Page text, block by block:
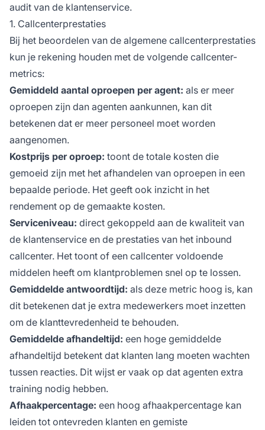
audit van de klantenservice.
1. Callcenterprestaties
Bij het beoordelen van de algemene callcenterprestaties
kun je rekening houden met de volgende callcenter-
metrics:
Gemiddeld aantal oproepen per agent: als er meer
oproepen zijn dan agenten aankunnen, kan dit
betekenen dat er meer personeel moet worden
aangenomen.
Kostprijs per oproep: toont de totale kosten die
gemoeid zijn met het afhandelen van oproepen in een
bepaalde periode. Het geeft ook inzicht in het
rendement op de gemaakte kosten.
Serviceniveau: direct gekoppeld aan de kwaliteit van
de klantenservice en de prestaties van het inbound
callcenter. Het toont of een callcenter voldoende
middelen heeft om klantproblemen snel op te lossen.
Gemiddelde antwoordtijd: als deze metric hoog is, kan
dit betekenen dat je extra medewerkers moet inzetten
om de klanttevredenheid te behouden.
Gemiddelde afhandeltijd: een hoge gemiddelde
afhandeltijd betekent dat klanten lang moeten wachten
tussen reacties. Dit wijst er vaak op dat agenten extra
training nodig hebben.
Afhaakpercentage: een hoog afhaakpercentage kan
leiden tot ontevreden klanten en gemiste